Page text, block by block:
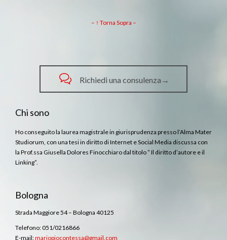
– ↑ Torna Sopra –
 Richiedi una consulenza→
Chi sono
Ho conseguito la laurea magistrale in giurisprudenza presso l’Alma Mater
Studiorum, con una tesi in diritto di Internet e Social Media discussa con
la Prof.ssa Giusella Dolores Finocchiaro dal titolo ” Il diritto d’autore e il
Linking”.
Bologna
Strada Maggiore 54 – Bologna 40125
Telefono: 051/0216866
E-mail:mariopiocontessa@gmail.com